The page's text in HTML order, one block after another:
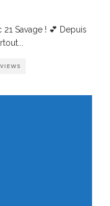
Savage ! 💕 Depuis
...